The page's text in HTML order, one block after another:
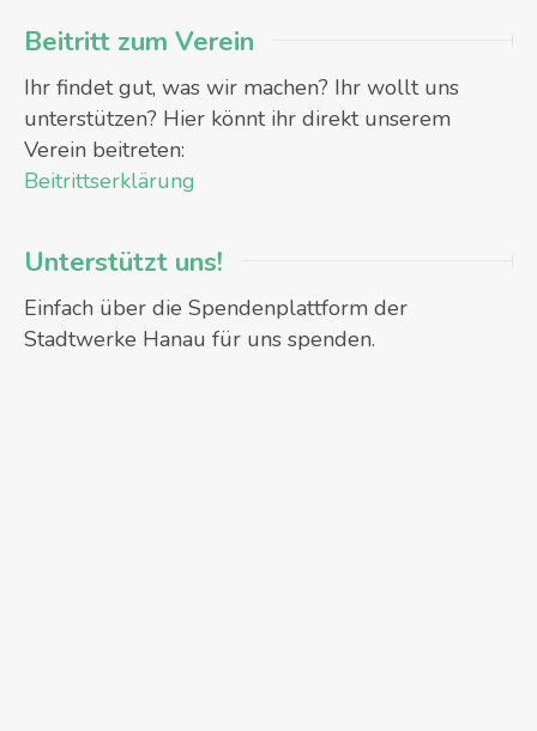
Beitritt zum Verein
Ihr findet gut, was wir machen? Ihr wollt uns
unterstützen? Hier könnt ihr direkt unserem
Verein beitreten:
Beitrittserklärung
Unterstützt uns!
Einfach über die Spendenplattform der
Stadtwerke Hanau für uns spenden.